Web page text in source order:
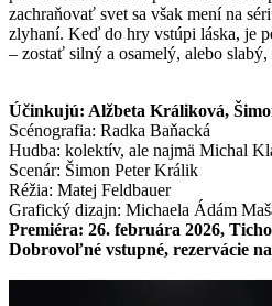
zachraňovať svet sa však mení na
zlyhaní. Keď do hry vstúpi láska, je
– zostať silný a osamelý, alebo
Účinkujú: Alžbeta Králiková,
Scénografia: Radka Baňacká
Hudba: kolektív, ale najmä Michal
Scenár: Šimon Peter Králik
Réžia: Matej Feldbauer
Grafický dizajn: Michaela Ádám
Premiéra: 26. februára 2026,
Dobrovoľné vstupné, rezervácie